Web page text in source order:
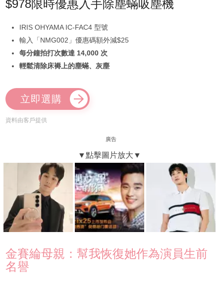
$978限時優惠入手除塵蟎吸塵機
IRIS OHYAMA IC-FAC4 型號
輸入「NMG002」優惠碼額外減$25
每分鐘拍打次數達 14,000 次
輕鬆清除床褥上的塵蟎、灰塵
立即選購
資料由客戶提供
廣告
金賽綸母親：幫我恢復她作為演員生前
名譽